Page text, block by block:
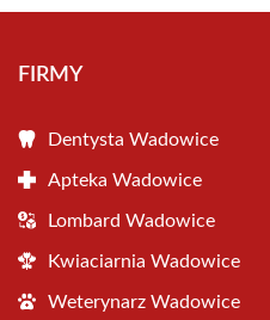
FIRMY
Dentysta Wadowice
Apteka Wadowice
Lombard Wadowice
Kwiaciarnia Wadowice
Weterynarz Wadowice